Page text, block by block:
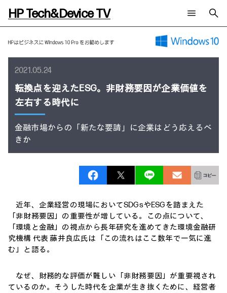
HP Tech&Device TV
新着コンテンツ
全てのコンテンツ
AIの進化と活用事例
製品トレンド & レビュー
サイバーセキュリティ
教育とテクノロジー
自治体・公共
ハイブリッドワーク
事例
AIワークステーション
WXP（DEXツール）
タグ一覧
コラム一覧
ご相談
メールニュース会員登録
日本HP 公式Webサイト
検索
2021.05.24
転換点を迎えたESG。非財務要因が企業価値を
左右する時代に
金融市場からの「新たな要請」に企業はどう応えるべ
きか
近年、企業経営の現場においてSDGsやESGを踏まえた
「非財務要因」の重要性が増している。この点について、
「環境と金融」の視点から長年研究を進めてきた環境金融研
究機構 代表 藤井良広氏は「この流れはここ数年で一気に進
む」と語る。
なぜ、財務的な評価が難しい「非財務要因」が重要視され
ているのか。そうした時代を企業が生き抜くために、経営者